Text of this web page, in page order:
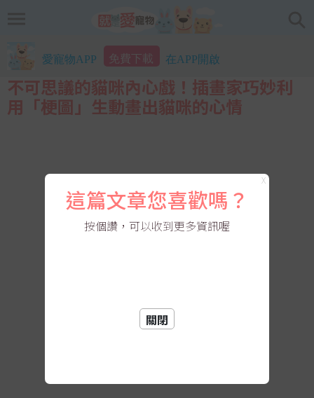
愛寵物APP 免費下載 在APP開啟
不可思議的貓咪內心戲！插畫家巧妙利
用「梗圖」生動畫出貓咪的心情
X
這篇文章您喜歡嗎？
按個讚，可以收到更多資訊喔
關閉